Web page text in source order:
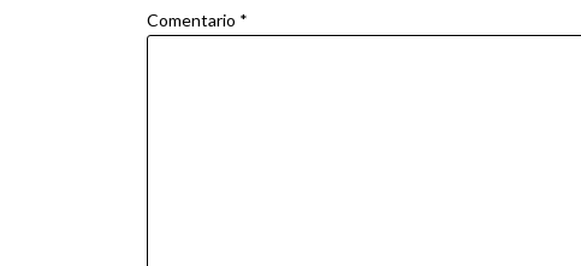
Comentario *